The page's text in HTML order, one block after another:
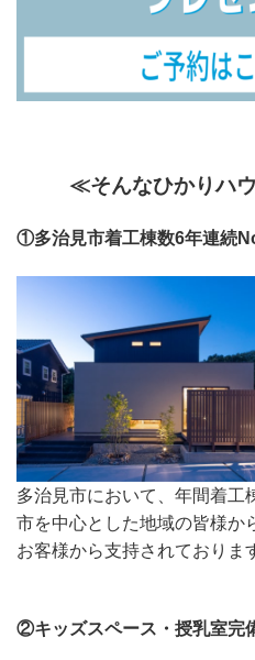
≪そんなひかりハ
①多治見市着工棟数6年連続
多治見市において、年間着工
市を中心とした地域の皆様か
お客様から支持されておりま
②キッズスペース・授乳室完